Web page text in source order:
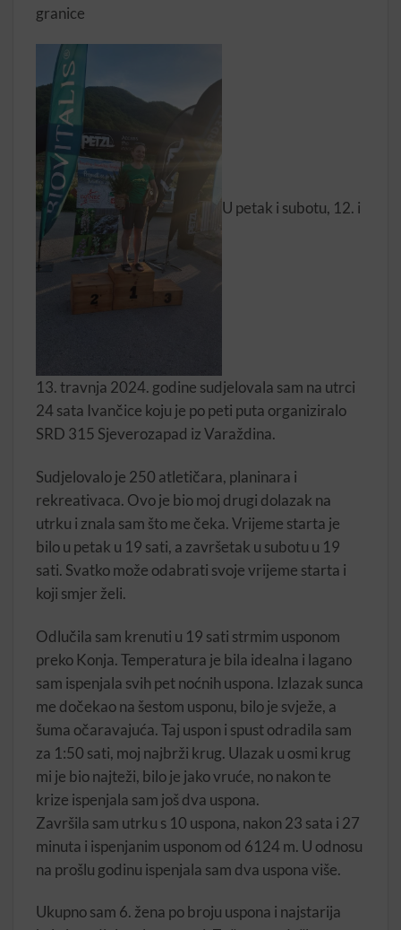
granice
U petak i subotu, 12. i
13. travnja 2024. godine sudjelovala sam na utrci
24 sata Ivančice koju je po peti puta organiziralo
SRD 315 Sjeverozapad iz Varaždina.
Sudjelovalo je 250 atletičara, planinara i
rekreativaca. Ovo je bio moj drugi dolazak na
utrku i znala sam što me čeka. Vrijeme starta je
bilo u petak u 19 sati, a završetak u subotu u 19
sati. Svatko može odabrati svoje vrijeme starta i
koji smjer želi.
Odlučila sam krenuti u 19 sati strmim usponom
preko Konja. Temperatura je bila idealna i lagano
sam ispenjala svih pet noćnih uspona. Izlazak sunca
me dočekao na šestom usponu, bilo je svježe, a
šuma očaravajuća. Taj uspon i spust odradila sam
za 1:50 sati, moj najbrži krug. Ulazak u osmi krug
mi je bio najteži, bilo je jako vruće, no nakon te
krize ispenjala sam još dva uspona.
Završila sam utrku s 10 uspona, nakon 23 sata i 27
minuta i ispenjanim usponom od 6124 m. U odnosu
na prošlu godinu ispenjala sam dva uspona više.
Ukupno sam 6. žena po broju uspona i najstarija